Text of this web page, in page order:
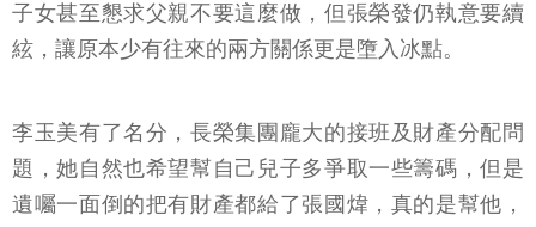
子女甚至懇求父親不要這麼做，但張榮發仍執意要續
絃，讓原本少有往來的兩方關係更是墮入冰點。
李玉美有了名分，長榮集團龐大的接班及財產分配問
題，她自然也希望幫自己兒子多爭取一些籌碼，但是
遺囑一面倒的把有財產都給了張國煒，真的是幫他，